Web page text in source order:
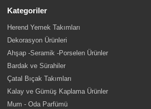
Kategoriler
Herend Yemek Takımları
Dekorasyon Ürünleri
Ahşap -Seramik -Porselen Ürünler
Bardak ve Sürahiler
Çatal Bıçak Takımları
Kalay ve Gümüş Kaplama Ürünler
Mum - Oda Parfümü